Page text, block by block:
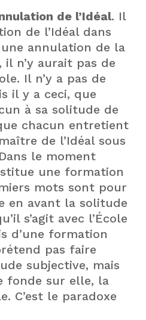
de l’Idéal. Il
de l’Idéal dans
une annulation de la
n’y aurait pas de
Il n’y a pas de
il y a ceci, que
à sa solitude de
chacun entretient
de l’Idéal sous
le moment
une formation
mots sont pour
en avant la solitude
s’agit avec l’École
d’une formation
pas faire
subjective, mais
fonde sur elle, la
C’est le paradoxe